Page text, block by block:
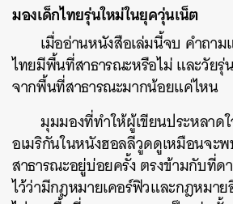
มองเด็กไทยรุ่นใหม่ในยุควุ่นเน็ต
เมื่ออ่านหนังสือเล่มนี้จบ คำถาม
ไทยมีพื้นที่สาธารณะหรือไม่ และวัยรุ่
จากพื้นที่สาธารณะมากน้อยแค่ไหน
มุมมองที่ทำให้ผู้เขียนประหลาด
อเมริกันในหนังฮอลลีวูดดูเหมือนจะ
สาธารณะอยู่บ่อยครั้ง ตรงข้ามกับที่
ไว้ว่ามีกฎหมายเคอร์ฟิวและกฎหมา